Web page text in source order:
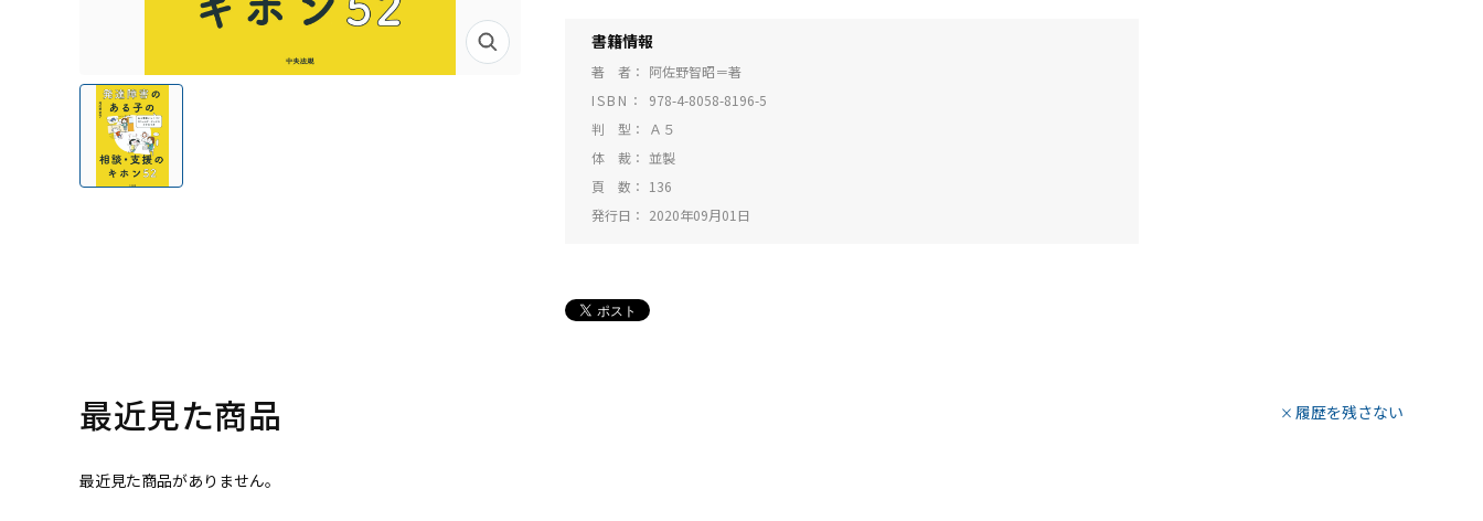
書籍情報
著 者
阿佐野智昭＝著
ISBN
978-4-8058-8196-5
判 型
Ａ５
体 裁
並製
頁 数
136
発行日
2020年09月01日
最近見た商品
最近見た商品がありません。
履歴を残さない